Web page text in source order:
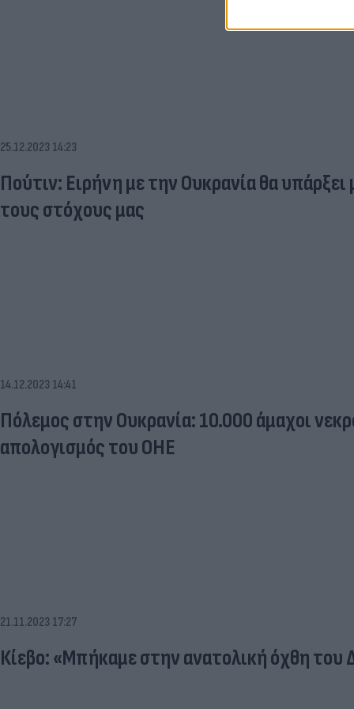
25.12.2023 14:23
Πούτιν: Eιρήνη με την Ουκρανία θα
τους στόχους μας
14.12.2023 14:41
Πόλεμος στην Ουκρανία: 10.000 άμαχοι
απολογισμός του ΟΗΕ
21.11.2023 17:27
Κίεβο: «Μπήκαμε στην ανατολική όχθη του